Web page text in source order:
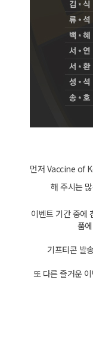
먼저 Vaccine of
해 주시는
이벤트 기간 중에
품
기프티콘 발
또 다른 즐거운